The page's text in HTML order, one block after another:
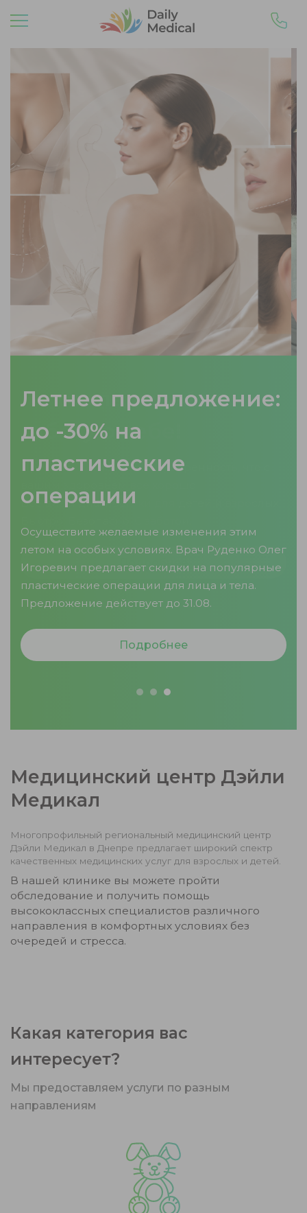
Не откладывайте
заботу о себе!
Простое УЗИ может дать уверенность, что с
Все виды диагностики для детей и взрослых
Подробнее
Медицинский центр Дэйли
Медикал
Многопрофильный региональный медицинский центр
Дэйли Медикал в Днепре предлагает широкий спектр
качественных медицинских услуг для взрослых и детей.
В нашей клинике вы можете пройти
обследование и получить помощь
высококлассных специалистов различного
направления в комфортных условиях без
очередей и стресса.
Какая категория вас
интересует?
Мы предоставляем услуги по разным
направлениям